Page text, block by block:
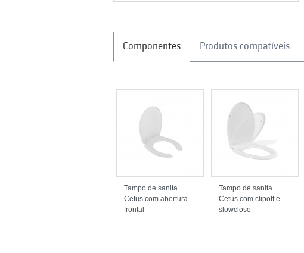
Componentes Produtos compatíveis
Tampo de sanita
Cetus com abertura
frontal
Tampo de sanita
Cetus com clipoff e
slowclose